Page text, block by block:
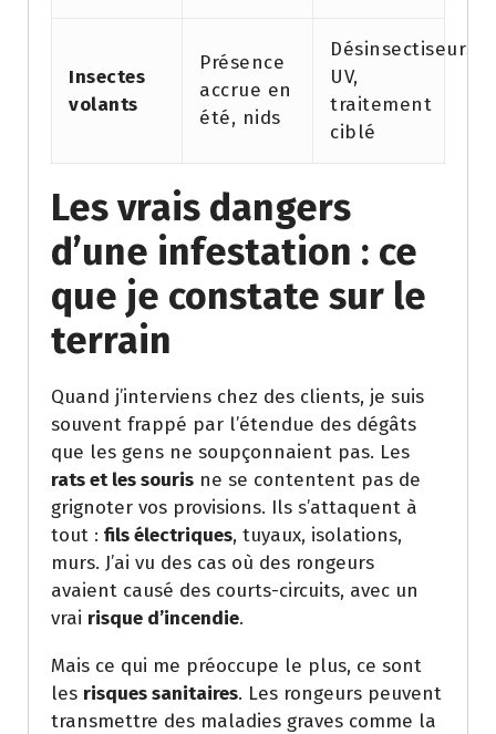
Insectes
volants
Présence
accrue en
été, nids
Désinsectiseurs
UV,
traitement
ciblé
Les vrais dangers
d’une infestation : ce
que je constate sur le
terrain
Quand j’interviens chez des clients, je suis
souvent frappé par l’étendue des dégâts
que les gens ne soupçonnaient pas. Les
rats et les souris ne se contentent pas de
grignoter vos provisions. Ils s’attaquent à
tout : fils électriques, tuyaux, isolations,
murs. J’ai vu des cas où des rongeurs
avaient causé des courts-circuits, avec un
vrai risque d’incendie.
Mais ce qui me préoccupe le plus, ce sont
les risques sanitaires. Les rongeurs peuvent
transmettre des maladies graves comme la